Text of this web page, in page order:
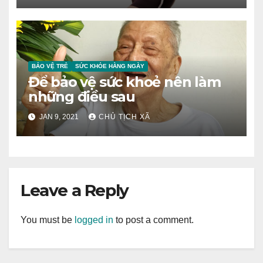
BẢO VỆ TRẺ SỨC KHỎE HÀNG NGÀY
Để bảo vệ sức khoẻ nên làm
những điều sau
JAN 9, 2021 CHỦ TỊCH XÃ
Leave a Reply
You must be logged in to post a comment.